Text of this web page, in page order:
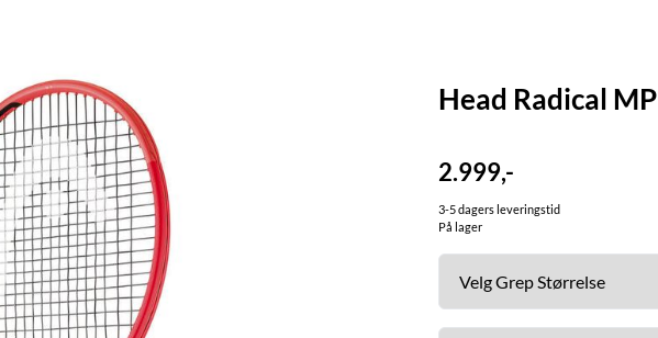
Head Radical
2.999,-
3-5 dagers leveringstid
På lager